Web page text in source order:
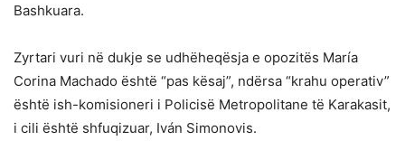
Bashkuara.
Zyrtari vuri në dukje se udhëheqësja e opozitës María
Corina Machado është “pas kësaj”, ndërsa “krahu operativ”
është ish-komisioneri i Policisë Metropolitane të Karakasit,
i cili është shfuqizuar, Iván Simonovis.